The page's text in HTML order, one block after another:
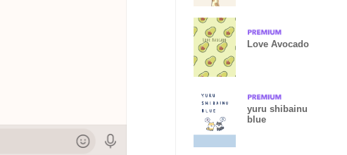
Love Avocado
yuru shibainu
blue